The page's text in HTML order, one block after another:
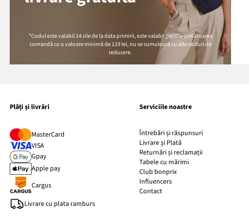
*Codul este valabil 14 zile de la data primirii, este valabil pentru următoarea
comandă cu o valoare minimă de119 lei, nu se cumulează cu alte coduri de
reducere.
Plăți și livrări
MasterCard
VISA
Gpay
Apple pay
Cargus
Livrare cu plata ramburs
Serviciile noastre
Întrebări și răspunsuri
Livrare și Plată
Returnări și reclamații
Tabele cu mărimi
Club bonprix
Influencers
Contact